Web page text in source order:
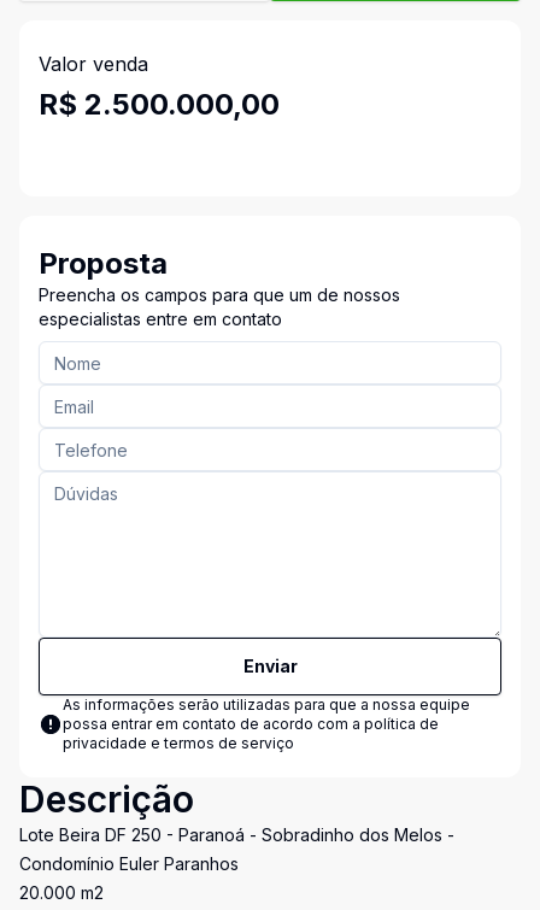
Valor venda
R$ 2.500.000,00
Proposta
Preencha os campos para que um de nossos
especialistas entre em contato
Enviar
As informações serão utilizadas para que a nossa equipe
possa entrar em contato de acordo com a política de
privacidade e termos de serviço
Descrição
Lote Beira DF 250 - Paranoá - Sobradinho dos Melos -
Condomínio Euler Paranhos
20.000 m2